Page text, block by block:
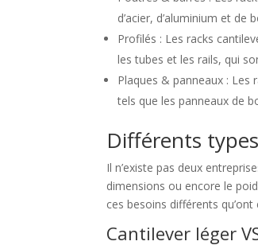
d’acier, d’aluminium et
Profilés : Les racks
les tubes et les rails, qui
Plaques & panneaux :
tels que les panneaux de
Différents
Il n’existe pas deux
dimensions ou encore le
ces besoins différents
Cantilever léger